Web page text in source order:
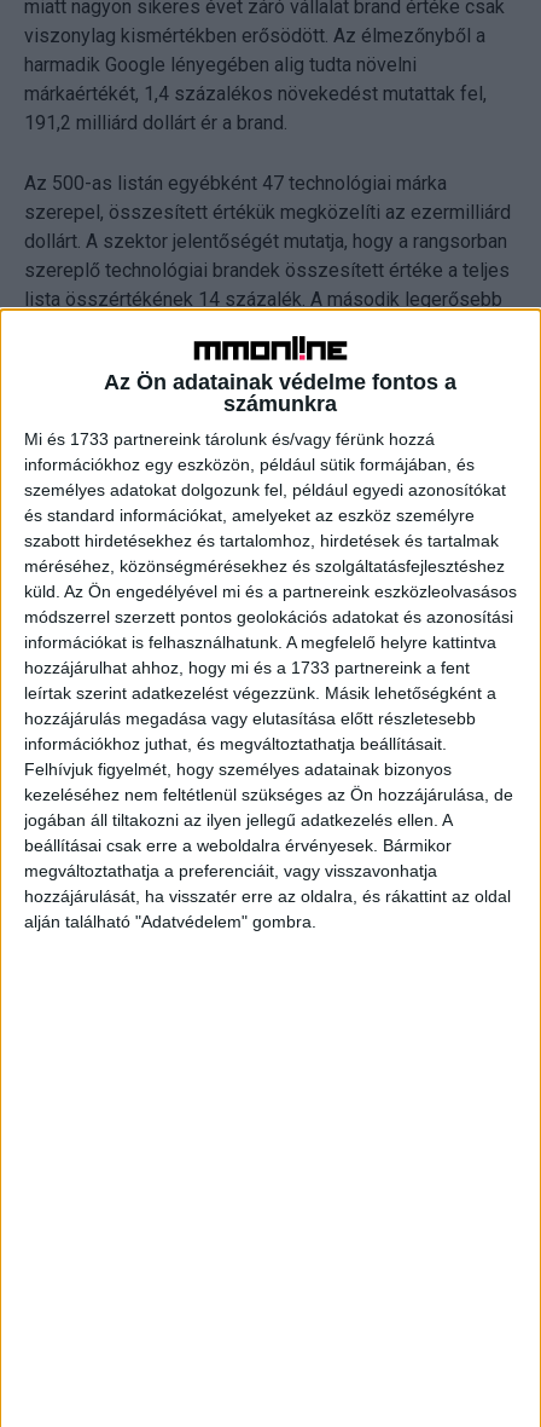
Az Ön adatainak védelme fontos a
számunkra
Mi és 1733 partnereink tárolunk és/vagy férünk hozzá
információkhoz egy eszközön, például sütik formájában, és
személyes adatokat dolgozunk fel, például egyedi azonosítókat
és standard információkat, amelyeket az eszköz személyre
szabott hirdetésekhez és tartalomhoz, hirdetések és tartalmak
méréséhez, közönségmérésekhez és szolgáltatásfejlesztéshez
küld. Az Ön engedélyével mi és a partnereink eszközleolvasásos
módszerrel szerzett pontos geolokációs adatokat és azonosítási
információkat is felhasználhatunk. A megfelelő helyre kattintva
hozzájárulhat ahhoz, hogy mi és a 1733 partnereink a fent
leírtak szerint adatkezelést végezzünk. Másik lehetőségként a
hozzájárulás megadása vagy elutasítása előtt részletesebb
információkhoz juthat, és megváltoztathatja beállításait.
Felhívjuk figyelmét, hogy személyes adatainak bizonyos
kezeléséhez nem feltétlenül szükséges az Ön hozzájárulása, de
jogában áll tiltakozni az ilyen jellegű adatkezelés ellen. A
beállításai csak erre a weboldalra érvényesek. Bármikor
megváltoztathatja a preferenciáit, vagy visszavonhatja
hozzájárulását, ha visszatér erre az oldalra, és rákattint az oldal
alján található "Adatvédelem" gombra.
miatt nagyon sikeres évet záró vállalat brand értéke csak
viszonylag kismértékben erősödött. Az élmezőnyből a
harmadik Google lényegében alig tudta növelni
márkaértékét, 1,4 százalékos növekedést mutattak fel,
191,2 milliárd dollárt ér a brand.
Az 500-as listán egyébként 47 technológiai márka
szerepel, összesített értékük megközelíti az ezermilliárd
dollárt. A szektor jelentőségét mutatja, hogy a rangsorban
szereplő technológiai brandek összesített értéke a teljes
lista összértékének 14 százalék. A második legerősebb
százalékos részesedéssel szerepelt a rangsorban, míg a
harmadik bankszektor, 67 márkával és 12,4 százalékos
A Brand Finance listáján a legnagyobb fejlődést ezúttal a
Tesla tudta felmutatni, egy év alatt 158 százalékot nőtt a
márkaértéke, elérve a 32 milliárd dollárt. Ennek
köszönhetően a tavalyi 147. helyről a 42. pozícióba jött fel
a cég. Az autós márkák között ugyanakkor még így is csak
a 7. a Tesla, ebben a kategóriában a Toyota vezet – a 12.
helyen vannak -, közvetlenül utánuk a Mercedes-Benz jön
a 13. helyen, míg a Volkswagen a harmadik legértékesebb
autómárka, és a lista 26. helyén van.
A klasszikus médiavállalatok viszont nem szerepeltek túl
jól, a legnagyobb zuhanás a CBS-hez köthető, aminek 49
százalékkal esett a brandértéke, de az NBC is 44,3
százalékos mínuszban van 2020-hoz képest. A streaming
viszont jól megy, a Netflix újabb 9 százalékot erősödött
és 8 helyet javítva a 64. a legújabb rangsorban.